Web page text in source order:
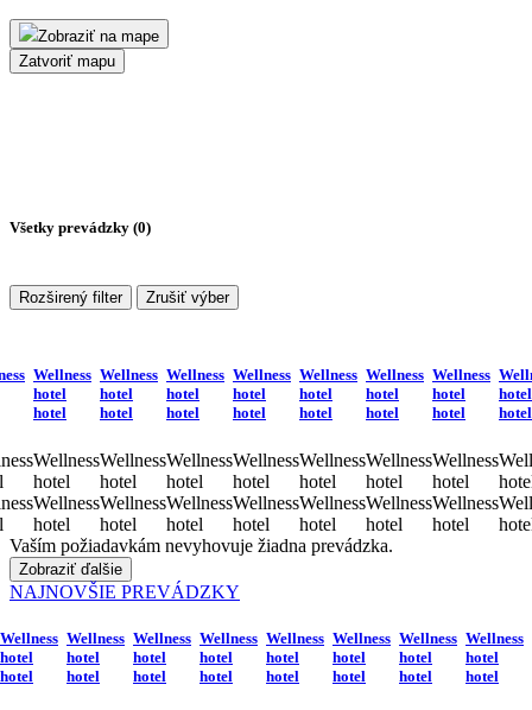
Zobraziť na mape
Zatvoriť mapu
Všetky prevádzky (0)
Rozširený filter Zrušiť výber
Wellness
hotel
hotel
Wellness
hotel
Wellness
hotel
Wellness
hotel
hotel
Wellness
hotel
Wellness
hotel
Wellness
hotel
hotel
Wellness
hotel
Wellness
hotel
Wellness
hotel
hotel
Wellness
hotel
Wellness
hotel
Wellness
hotel
hotel
Wellness
hotel
Wellness
hotel
Wellness
hotel
hotel
Wellness
hotel
Wellness
hotel
Wellness
hotel
hotel
Wellness
hotel
Wellness
hotel
hotel
hotel
Vaším požiadavkám nevyhovuje žiadna prevádzka.
Zobraziť ďalšie
NAJNOVŠIE PREVÁDZKY
Wellness
hotel
hotel
Wellness
hotel
hotel
Wellness
hotel
hotel
Wellness
hotel
hotel
Wellness
hotel
hotel
Wellness
hotel
hotel
Wellness
hotel
hotel
Wellness
hotel
hotel